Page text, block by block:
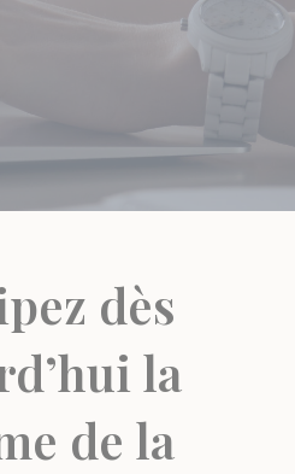
dès
la
de la